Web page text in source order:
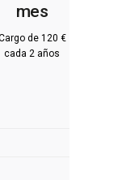
mes
de 120 €
cada 2 años